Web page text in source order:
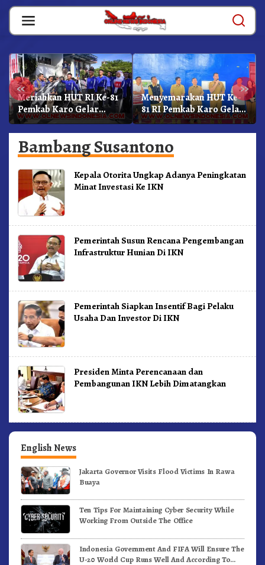
Skip
content
« »
Meriahkan HUT RI Ke-81
Pemkab Karo Gelar
Gerak Jalan
Kemerdekaan.!
Menyemarakan HUT Ke-
81 RI Pemkab Karo Gelar
Pertandingan Olahraga
Bambang Susantono
Kepala Otorita Ungkap Adanya Peningkatan
Minat Investasi Ke IKN
Pemerintah Susun Rencana Pengembangan
Infrastruktur Hunian Di IKN
Pemerintah Siapkan Insentif Bagi Pelaku
Usaha Dan Investor Di IKN
Presiden Minta Perencanaan dan
Pembangunan IKN Lebih Dimatangkan
English News
Jakarta Governor Visits Flood Victims In Rawa
Buaya
Ten Tips For Maintaining Cyber Security While
Working From Outside The Office
Indonesia Government And FIFA Will Ensure The
U-20 World Cup Runs Well And According To